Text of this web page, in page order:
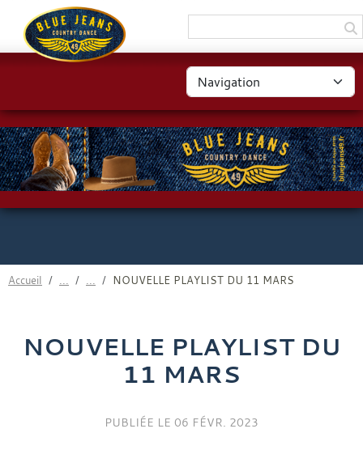
Accueil NOUVELLE PLAYLIST DU 11 MARS
NOUVELLE PLAYLIST DU
11 MARS
PUBLIÉE LE 06 FÉVR. 2023
Panneau de gestion des cookies